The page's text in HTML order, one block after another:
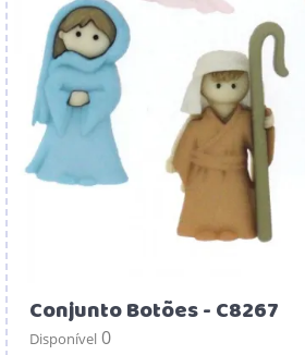
Conjunto Botões - C8267
Disponível 0